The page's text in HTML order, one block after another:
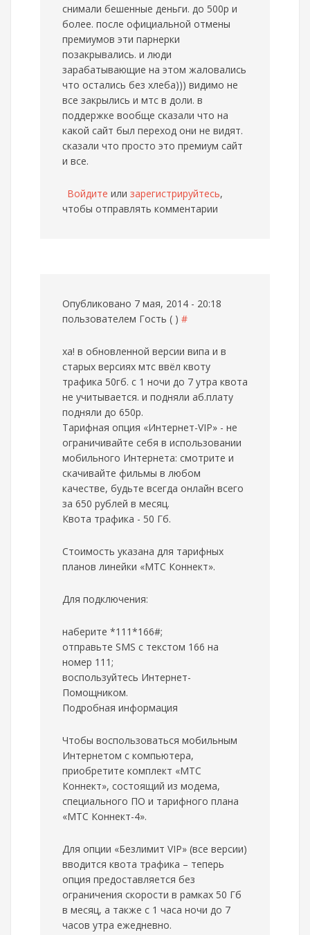
снимали бешенные деньги. до 500р и
более. после официальной отмены
премиумов эти парнерки
позакрывались. и люди
зарабатывающие на этом жаловались
что остались без хлеба))) видимо не
все закрылись и мтс в доли. в
поддержке вообще сказали что на
какой сайт был переход они не видят.
сказали что просто это премиум сайт
и все.
Войдите или зарегистрируйтесь,
чтобы отправлять комментарии
Опубликовано 7 мая, 2014 - 20:18
пользователем Гость ( ) #
ха! в обновленной версии випа и в
старых версиях мтс ввёл квоту
трафика 50гб. с 1 ночи до 7 утра квота
не учитывается. и подняли аб.плату
подняли до 650р.
Тарифная опция «Интернет-VIP» - не
ограничивайте себя в использовании
мобильного Интернета: смотрите и
скачивайте фильмы в любом
качестве, будьте всегда онлайн всего
за 650 рублей в месяц.
Квота трафика - 50 Гб.
Стоимость указана для тарифных
планов линейки «МТС Коннект».
Для подключения:
наберите *111*166#;
отправьте SMS с текстом 166 на
номер 111;
воспользуйтесь Интернет-
Помощником.
Подробная информация
Чтобы воспользоваться мобильным
Интернетом с компьютера,
приобретите комплект «МТС
Коннект», состоящий из модема,
специального ПО и тарифного плана
«МТС Коннект-4».
Для опции «Безлимит VIP» (все версии)
вводится квота трафика – теперь
опция предоставляется без
ограничения скорости в рамках 50 Гб
в месяц, а также с 1 часа ночи до 7
часов утра ежедневно.